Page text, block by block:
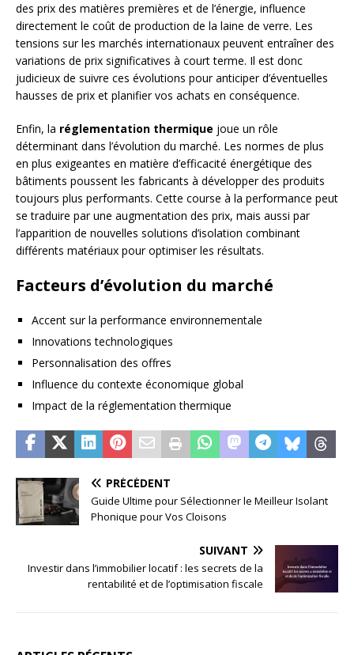
des prix des matières premières et de l’énergie, influence
directement le coût de production de la laine de verre. Les
tensions sur les marchés internationaux peuvent entraîner des
variations de prix significatives à court terme. Il est donc
judicieux de suivre ces évolutions pour anticiper d’éventuelles
hausses de prix et planifier vos achats en conséquence.
Enfin, la réglementation thermique joue un rôle
déterminant dans l’évolution du marché. Les normes de plus
en plus exigeantes en matière d’efficacité énergétique des
bâtiments poussent les fabricants à développer des produits
toujours plus performants. Cette course à la performance peut
se traduire par une augmentation des prix, mais aussi par
l’apparition de nouvelles solutions d’isolation combinant
différents matériaux pour optimiser les résultats.
Facteurs d’évolution du marché
Accent sur la performance environnementale
Innovations technologiques
Personnalisation des offres
Influence du contexte économique global
Impact de la réglementation thermique
PRÉCÉDENT
Guide Ultime pour Sélectionner le Meilleur Isolant
Phonique pour Vos Cloisons
SUIVANT
Investir dans l’immobilier locatif : les secrets de la
rentabilité et de l’optimisation fiscale